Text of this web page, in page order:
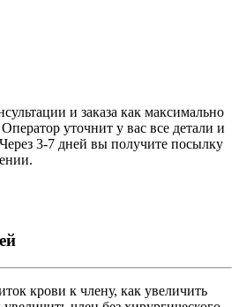
и заказа как максимально
уточнит у вас все детали и
3-7 дней вы получите посылку
крови к члену, как увеличить